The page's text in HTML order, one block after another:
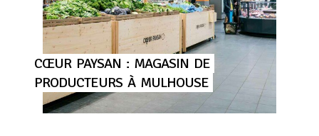
CŒUR PAYSAN : MAGASIN DE
PRODUCTEURS À MULHOUSE